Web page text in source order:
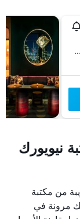
18 West 40th Street, نيويورك, NY, الولايات المتحدة الأميريكية
نيويورك
من مكتبة
مرونة في